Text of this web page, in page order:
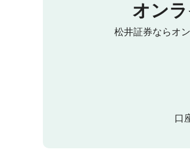
オンラ
松井証券ならオ
口